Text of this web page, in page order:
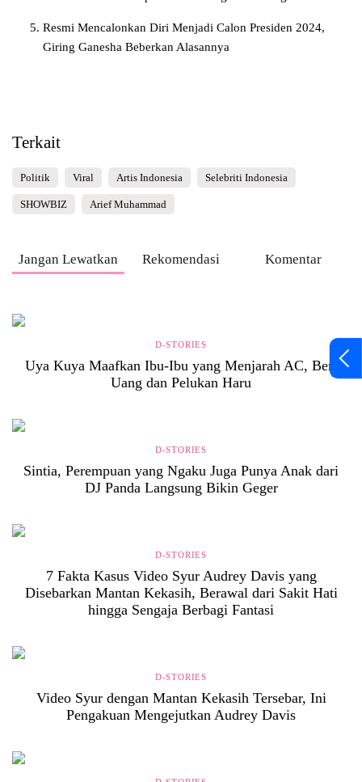
Resmi Mencalonkan Diri Menjadi Calon Presiden 2024,
Giring Ganesha Beberkan Alasannya
Terkait
Politik Viral Artis Indonesia Selebriti Indonesia
SHOWBIZ Arief Muhammad
Jangan Lewatkan Rekomendasi Komentar
D-STORIES
Uya Kuya Maafkan Ibu-Ibu yang Menjarah AC, Beri
Uang dan Pelukan Haru
D-STORIES
Sintia, Perempuan yang Ngaku Juga Punya Anak dari
DJ Panda Langsung Bikin Geger
D-STORIES
7 Fakta Kasus Video Syur Audrey Davis yang
Disebarkan Mantan Kekasih, Berawal dari Sakit Hati
hingga Sengaja Berbagi Fantasi
D-STORIES
Video Syur dengan Mantan Kekasih Tersebar, Ini
Pengakuan Mengejutkan Audrey Davis